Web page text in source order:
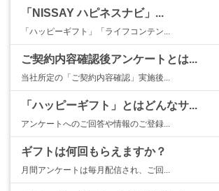
「NISSAY ハピネスナビ」...
「ハッピーギフト」「ライフコンテン...
ご契約内容確認後アンケートとは...
当社所定の「ご契約内容確認」実施後...
「ハッピーギフト」とはどんなサ...
アンケートへのご回答や情報のご登録...
ギフトは何回もらえますか？
月間アンケートは毎月配信され、ご回...